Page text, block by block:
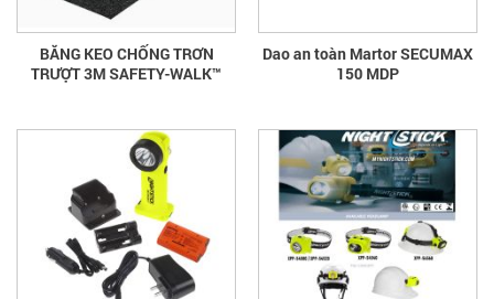
BĂNG KEO CHỐNG TRƠN
TRƯỢT 3M SAFETY-WALK™
Dao an toàn Martor SECUMAX
150 MDP